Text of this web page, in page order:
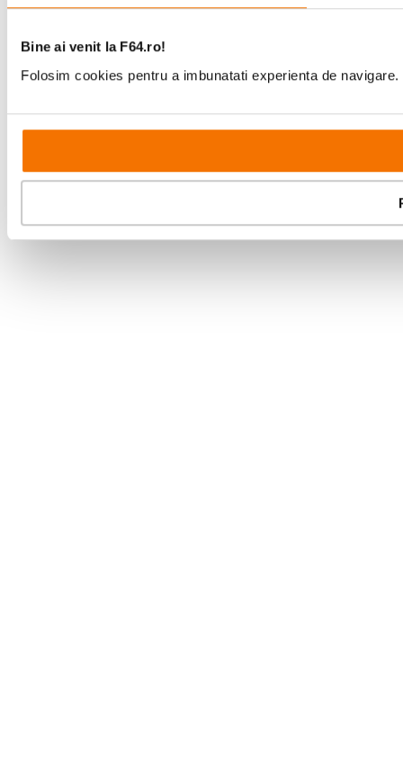
Bine ai venit la F64.ro!
Folosim cookies pentru a imbunatati experienta de